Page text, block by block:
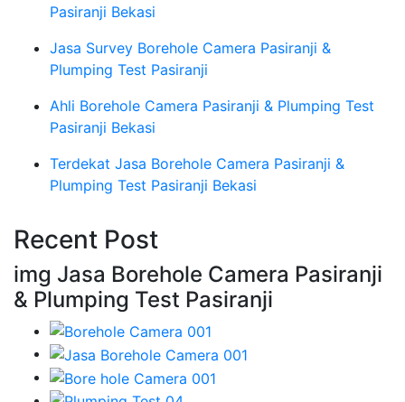
Pasiranji Bekasi
Jasa Survey Borehole Camera Pasiranji &
Plumping Test Pasiranji
Ahli Borehole Camera Pasiranji & Plumping Test
Pasiranji Bekasi
Terdekat Jasa Borehole Camera Pasiranji &
Plumping Test Pasiranji Bekasi
Recent Post
img Jasa Borehole Camera Pasiranji
& Plumping Test Pasiranji